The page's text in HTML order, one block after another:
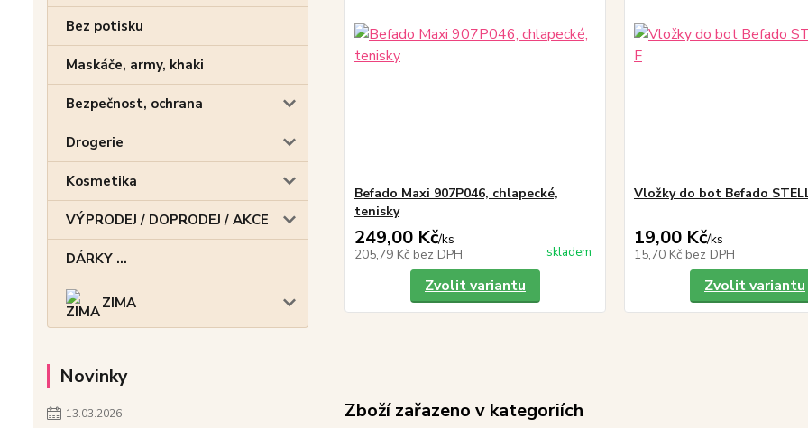
Bez potisku
Maskáče, army, khaki
Bezpečnost, ochrana
Drogerie
Kosmetika
VÝPRODEJ / DOPRODEJ / AKCE
DÁRKY ...
ZIMA
Novinky
13.03.2026
Befado Maxi 907P046, chlapecké,
tenisky
249,00 Kč/ks
205,79 Kč bez DPH skladem
Zvolit variantu
Vložky do bot Befado
19,00 Kč/ks
15,70 Kč bez DPH
Zvolit variantu
Zboží zařazeno v kategoriích